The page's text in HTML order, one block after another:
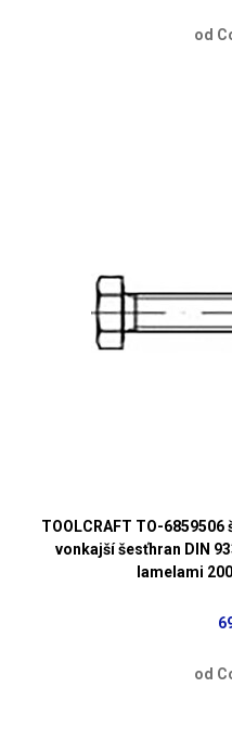
od
TOOLCRAFT TO-
vonkajší šesťhran DIN
lamelami
od